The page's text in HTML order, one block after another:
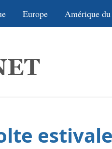
Europe Amérique